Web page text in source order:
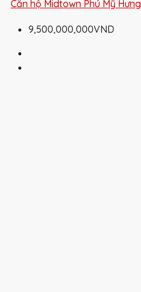
Căn hộ Midtown Phú Mỹ Hưng
9,500,000,000VND